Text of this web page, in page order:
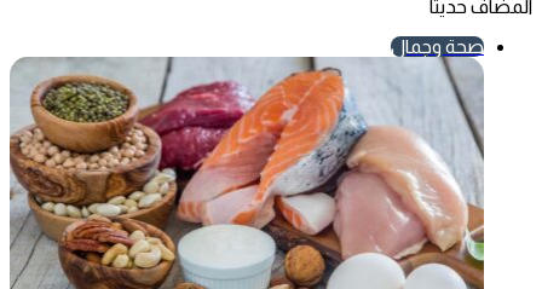
المضاف حديثاً
صحة وجمال